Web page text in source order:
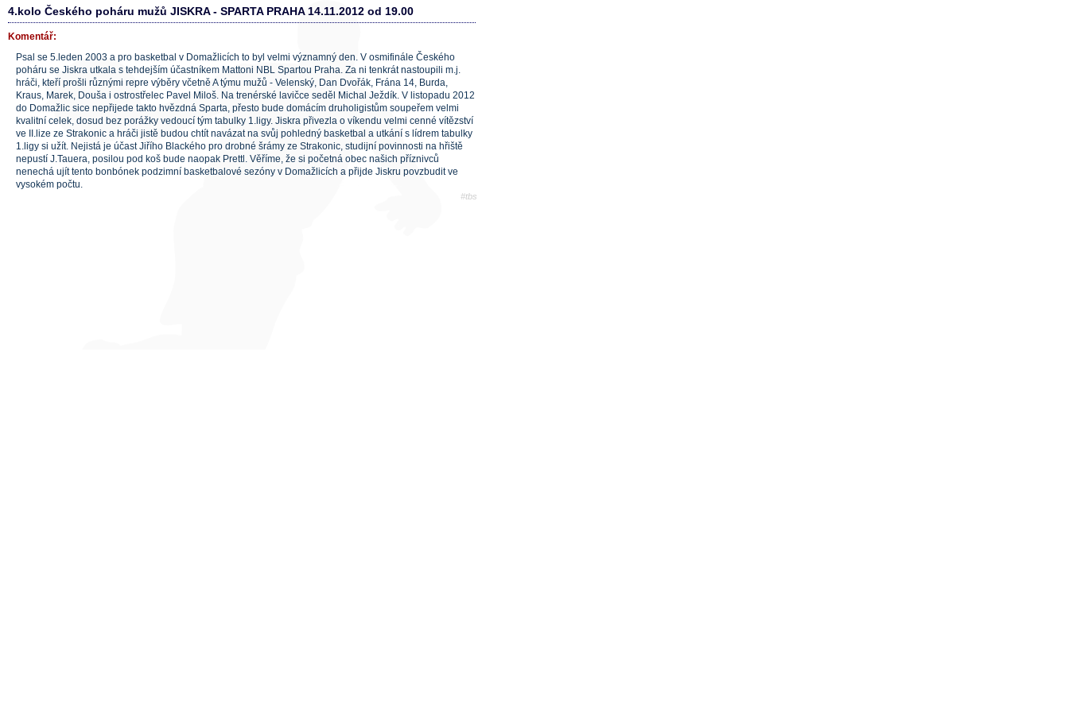
4.kolo Českého poháru mužů JISKRA - SPARTA PRAHA 14.11.2012 od 19.00
Komentář:
Psal se 5.leden 2003 a pro basketbal v Domažlicích to byl velmi významný den. V osmifinále Českého
poháru se Jiskra utkala s tehdejším účastníkem Mattoni NBL Spartou Praha. Za ni tenkrát nastoupili m.j.
hráči, kteří prošli různými repre výběry včetně A týmu mužů - Velenský, Dan Dvořák, Frána 14, Burda,
Kraus, Marek, Douša i ostrostřelec Pavel Miloš. Na trenérské lavičce seděl Michal Ježdík. V listopadu 2012
do Domažlic sice nepřijede takto hvězdná Sparta, přesto bude domácím druholigistům soupeřem velmi
kvalitní celek, dosud bez porážky vedoucí tým tabulky 1.ligy. Jiskra přivezla o víkendu velmi cenné vítězství
ve II.lize ze Strakonic a hráči jistě budou chtít navázat na svůj pohledný basketbal a utkání s lídrem tabulky
1.ligy si užít. Nejistá je účast Jiřího Blackého pro drobné šrámy ze Strakonic, studijní povinnosti na hřiště
nepustí J.Tauera, posilou pod koš bude naopak Prettl. Věříme, že si početná obec našich příznivců
nenechá ujít tento bonbónek podzimní basketbalové sezóny v Domažlicích a přijde Jiskru povzbudit ve
vysokém počtu.
#tbs